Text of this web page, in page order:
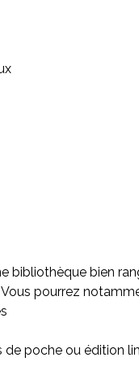
bibliothèque bien
Vous pourrez
de poche ou édition